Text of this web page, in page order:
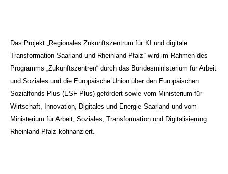
Das Projekt „Regionales Zukunftszentrum für KI und digitale
Transformation Saarland und Rheinland-Pfalz“ wird im Rahmen des
Programms „Zukunftszentren“ durch das Bundesministerium für Arbeit
und Soziales und die Europäische Union über den Europäischen
Sozialfonds Plus (ESF Plus) gefördert sowie vom Ministerium für
Wirtschaft, Innovation, Digitales und Energie Saarland und vom
Ministerium für Arbeit, Soziales, Transformation und Digitalisierung
Rheinland-Pfalz kofinanziert.